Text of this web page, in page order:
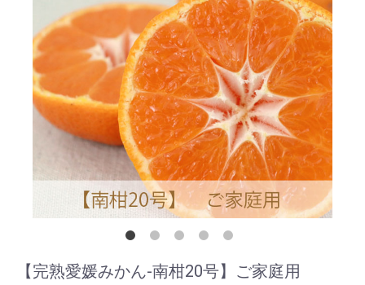
【完熟愛媛みかん-南柑20号】ご家庭用